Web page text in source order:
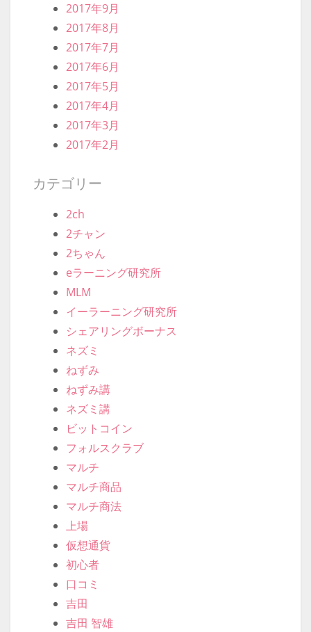
2017年9月
2017年8月
2017年7月
2017年6月
2017年5月
2017年4月
2017年3月
2017年2月
カテゴリー
2ch
2チャン
2ちゃん
eラーニング研究所
MLM
イーラーニング研究所
シェアリングボーナス
ネズミ
ねずみ
ねずみ講
ネズミ講
ビットコイン
フォルスクラブ
マルチ
マルチ商品
マルチ商法
上場
仮想通貨
初心者
口コミ
吉田
吉田 智雄